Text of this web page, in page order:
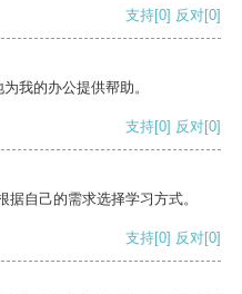
支持[0] 反对[0]
我的办公提供帮助。
支持[0] 反对[0]
自己的需求选择学习方式。
支持[0] 反对[0]